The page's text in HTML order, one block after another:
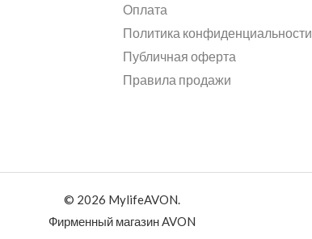
Оплата
Политика конфиденциальности
Публичная оферта
Правила продажи
© 2026 MylifeAVON.
Фирменный магазин AVON